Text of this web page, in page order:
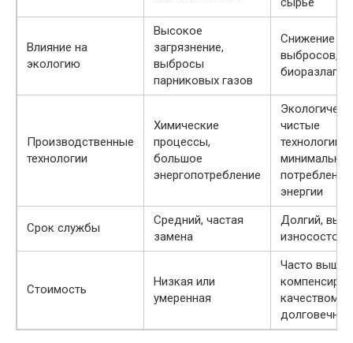
Влияние на
экологию
Высокое
загрязнение,
выбросы
парниковых газов
Снижение
выбросов,
Производственные
технологии
Химические
процессы,
большое
энергопотребление
чистые
технологии,
минимальное
потребление
энергии
Срок службы
Средний, частая
замена
Долгий,
Стоимость
Низкая или
умеренная
Часто выше,
качеством и